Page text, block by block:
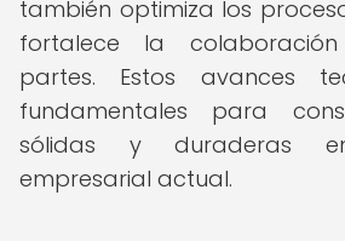
también optimiza los
fortalece la
partes. Estos avances
fundamentales para
sólidas y duraderas
empresarial actual.